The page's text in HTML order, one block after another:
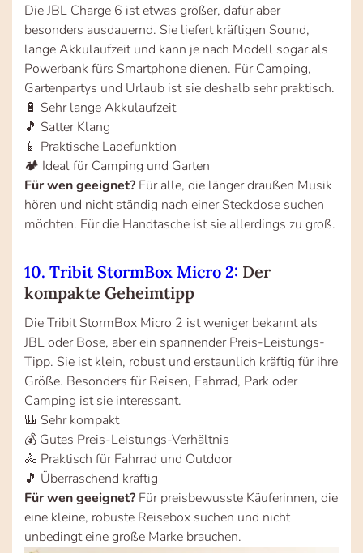
Die JBL Charge 6 ist etwas größer, dafür aber
besonders ausdauernd. Sie liefert kräftigen Sound,
lange Akkulaufzeit und kann je nach Modell sogar als
Powerbank fürs Smartphone dienen. Für Camping,
Gartenpartys und Urlaub ist sie deshalb sehr praktisch.
🔋 Sehr lange Akkulaufzeit
🎵 Satter Klang
📱 Praktische Ladefunktion
🏕️ Ideal für Camping und Garten
Für wen geeignet? Für alle, die länger draußen Musik
hören und nicht ständig nach einer Steckdose suchen
möchten. Für die Handtasche ist sie allerdings zu groß.
10. Tribit StormBox Micro 2: Der
kompakte Geheimtipp
Die Tribit StormBox Micro 2 ist weniger bekannt als
JBL oder Bose, aber ein spannender Preis-Leistungs-
Tipp. Sie ist klein, robust und erstaunlich kräftig für ihre
Größe. Besonders für Reisen, Fahrrad, Park oder
Camping ist sie interessant.
🎒 Sehr kompakt
💰 Gutes Preis-Leistungs-Verhältnis
🚴 Praktisch für Fahrrad und Outdoor
🎵 Überraschend kräftig
Für wen geeignet? Für preisbewusste Käuferinnen, die
eine kleine, robuste Reisebox suchen und nicht
unbedingt eine große Marke brauchen.